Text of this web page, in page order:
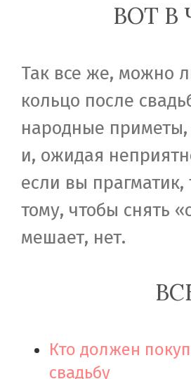
ВОТ В
Так все же, можно
кольцо после
народные
и, ожидая
если вы прагматик,
тому, чтобы снять
мешает, нет.
Кто должен
свадьбу